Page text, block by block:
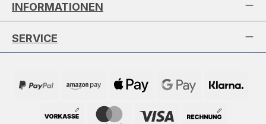
INFORMATIONEN
SERVICE